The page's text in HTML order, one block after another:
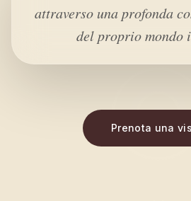
attraverso una profonda
del proprio mondo
Prenota una